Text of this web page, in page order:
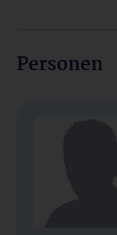
Personen